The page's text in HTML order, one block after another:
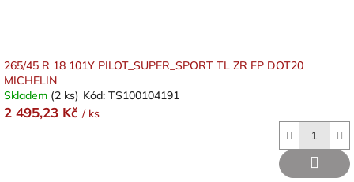
265/45 R 18 101Y PILOT_SUPER_SPORT TL ZR FP DOT20
MICHELIN
Skladem (2 ks) Kód: TS100104191
2 495,23 Kč / ks